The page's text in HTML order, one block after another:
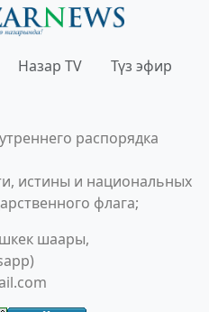
Назар TV Түз эфир
распорядка
истины и национальных
флага;
шаары,